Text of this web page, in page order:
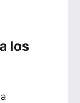
los